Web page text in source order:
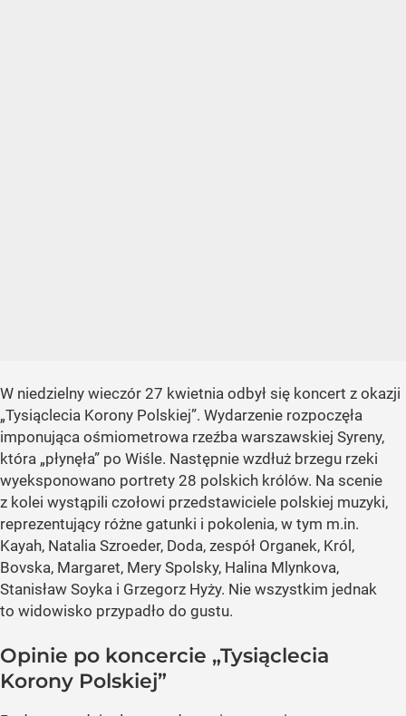
W niedzielny wieczór 27 kwietnia odbył się koncert z okazji
„Tysiąclecia Korony Polskiej”. Wydarzenie rozpoczęła
imponująca ośmiometrowa rzeźba warszawskiej Syreny,
która „płynęła” po Wiśle. Następnie wzdłuż brzegu rzeki
wyeksponowano portrety 28 polskich królów. Na scenie
z kolei wystąpili czołowi przedstawiciele polskiej muzyki,
reprezentujący różne gatunki i pokolenia, w tym m.in.
Kayah, Natalia Szroeder, Doda, zespół Organek, Król,
Bovska, Margaret, Mery Spolsky, Halina Mlynkova,
Stanisław Soyka i Grzegorz Hyży. Nie wszystkim jednak
to widowisko przypadło do gustu.
Opinie po koncercie „Tysiąclecia
Korony Polskiej”